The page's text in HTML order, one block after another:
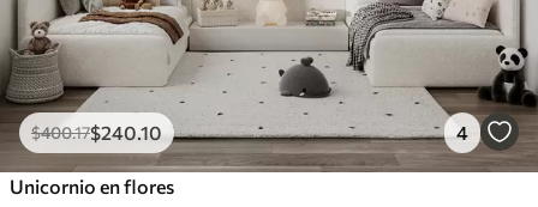
$400.17$240.10 4
Unicornio en flores